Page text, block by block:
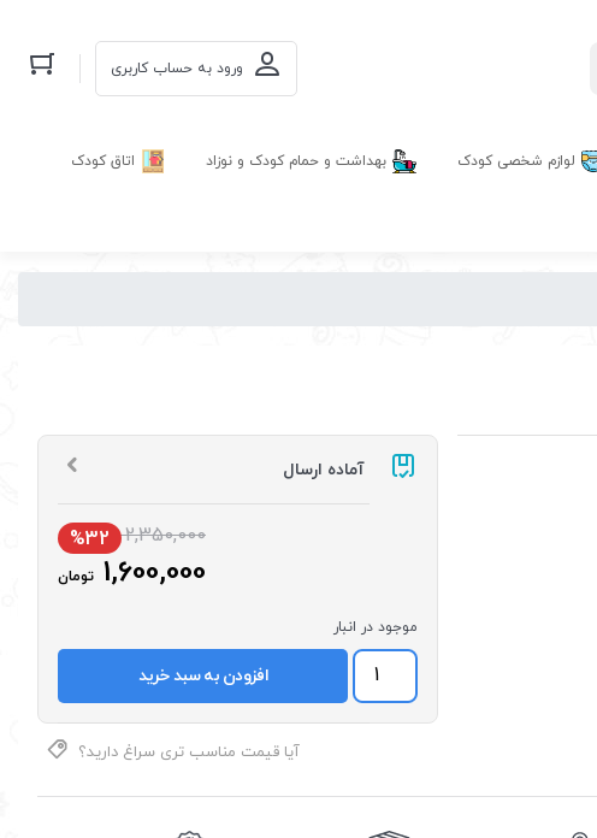
ورود به حساب کاربری
لوازم شخصی کودک بهداشت و حمام کودک و نوزاد اتاق کودک
آماده ارسال
2,350,000
1,600,000 تومان
%32
موجود در انبار
دوچرخه
زنجیری
رابیت
عدد
افزودن به سبد خرید
آیا قیمت مناسب تری سراغ دارید؟